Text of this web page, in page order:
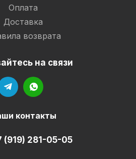
Оплата
Доставка
возврата
на связи
контакты
(919) 281-05-05